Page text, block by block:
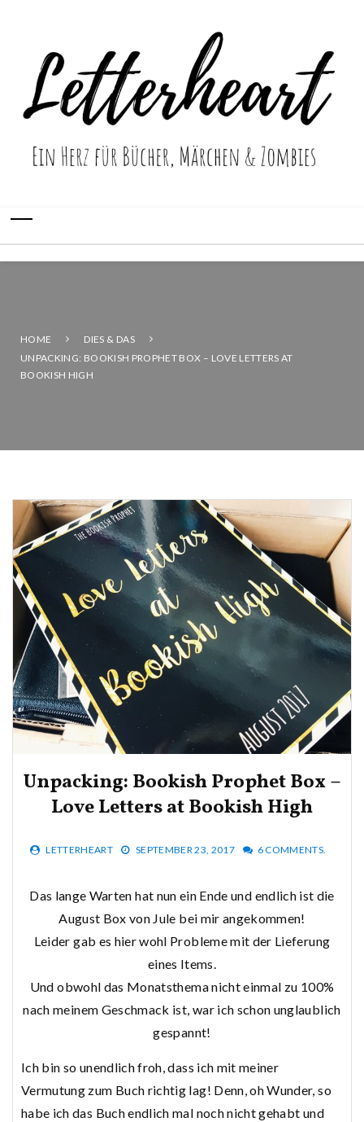
HOME
DIES & DAS
UNPACKING: BOOKISH PROPHET BOX – LOVE LETTERS AT
BOOKISH HIGH
Unpacking: Bookish Prophet Box –
Love Letters at Bookish High
LETTERHEART SEPTEMBER 23, 2017 6 COMMENTS.
Das lange Warten hat nun ein Ende und endlich ist die
August Box von Jule bei mir angekommen!
Leider gab es hier wohl Probleme mit der Lieferung
eines Items.
Und obwohl das Monatsthema nicht einmal zu 100%
nach meinem Geschmack ist, war ich schon unglaublich
gespannt!
Ich bin so unendlich froh, dass ich mit meiner
Vermutung zum Buch richtig lag! Denn, oh Wunder, so
habe ich das Buch endlich mal noch nicht gehabt und